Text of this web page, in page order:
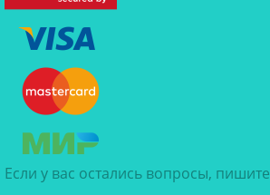
Если у вас остались вопросы, пишите